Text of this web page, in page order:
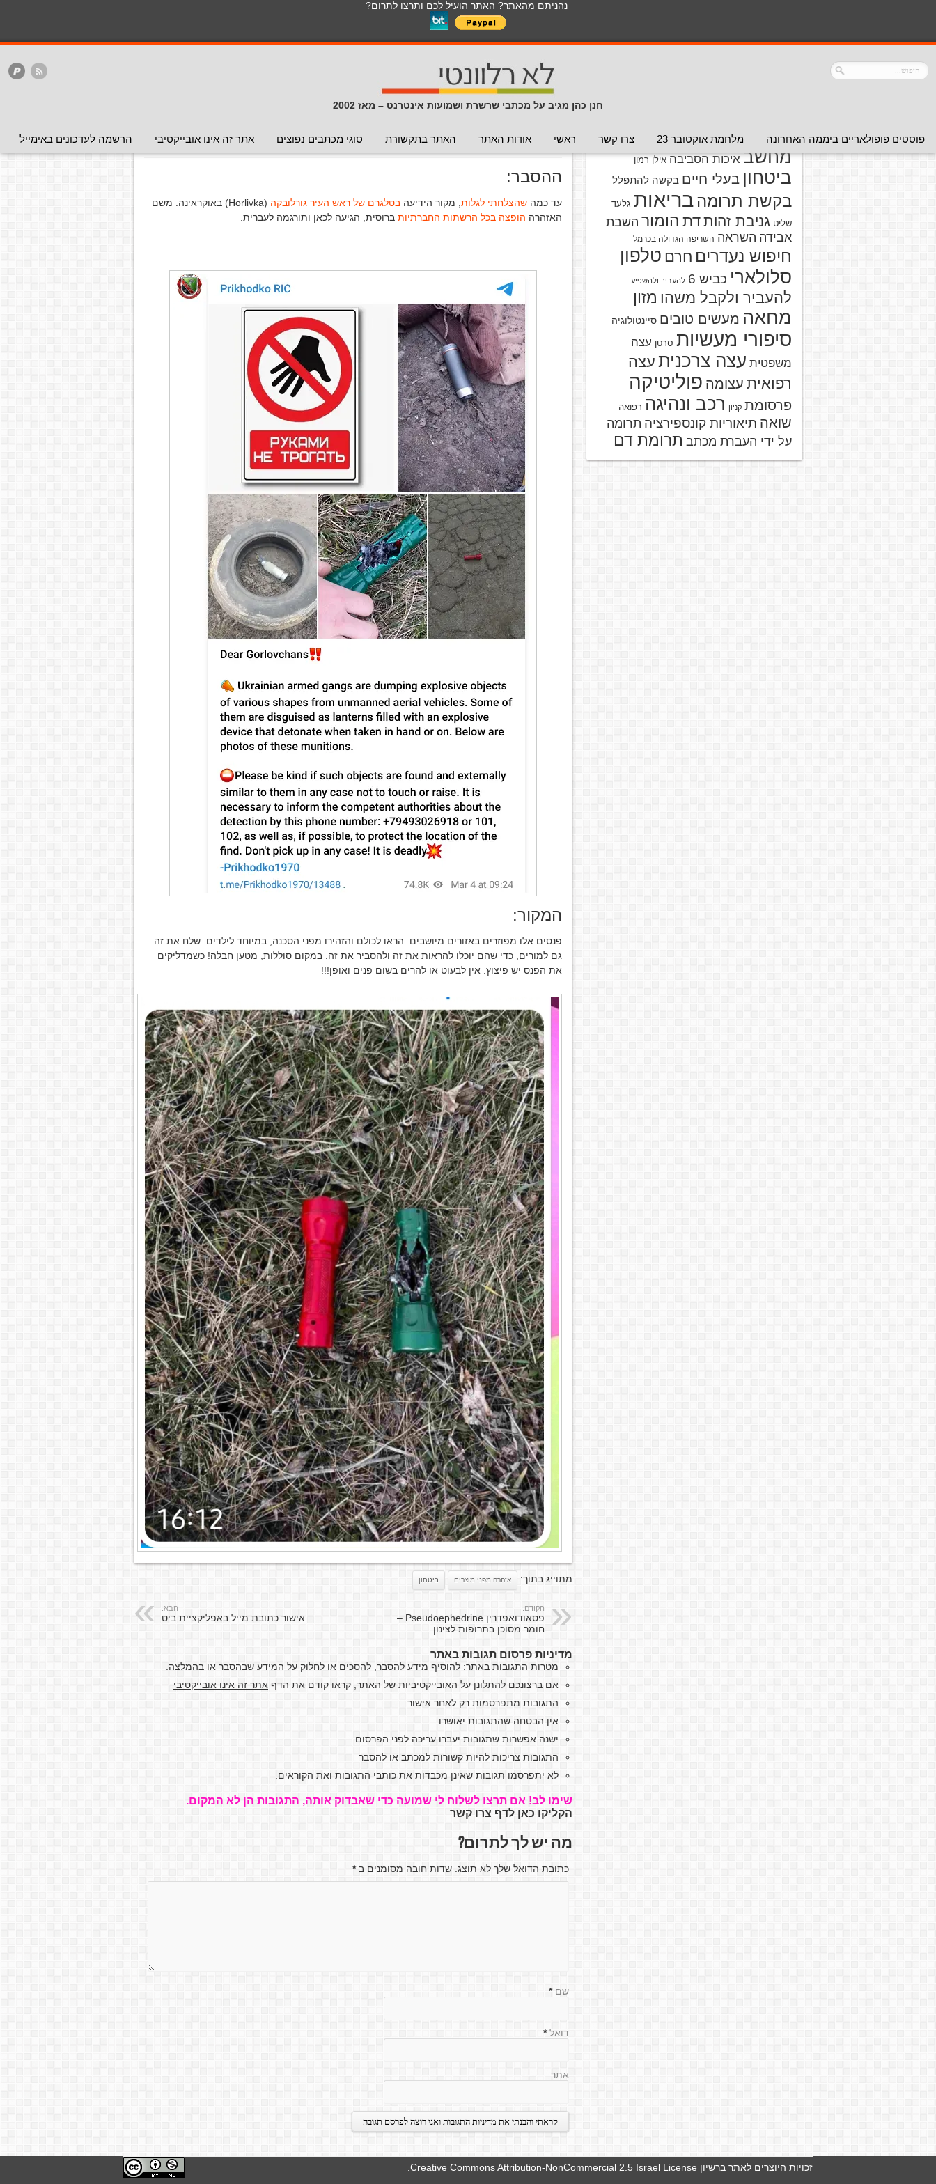
נהניתם מהאתר? האתר הועיל לכם ותרצו לתרום?
חנן כהן מגיב על מכתבי שרשרת ושמועות אינטרנט – מאז 2002
פוסטים פופולאריים ביממה האחרונה מלחמת אוקטובר 23 צרו קשר ראשי אודות האתר האתר בתקשורת סוגי מכתבים נפוצים אתר זה אינו אובייקטיבי הרשמה לעדכונים באימייל
לכל התכנים באתר בנושא נגיף הקורונה
כללי מכתב חוזר מכתבים נפוצים המלצה - לא להעביר המלצה - אפשר להעביר
המלצה - לכאן ולכאן
הנך כאן:דף הבית/המלצה - לא להעביר/זהירות מפנסים מתפוצצים
ההסבר:
עד כמה שהצלחתי לגלות , מקור הידיעה בטלגרם של ראש העיר גורלובקה
(Horlivka) באוקראינה. משם
האזהרה הופצה בכל הרשתות החברתיות ברוסית, הגיעה לכאן ותורגמה לעברית.
המקור:
פנסים אלו מפוזרים באזורים מיושבים. הראו לכולם והזהירו מפני הסכנה, במיוחד לילדים. שלח את זה
גם למורים, כדי שהם יוכלו להראות את זה ולהסביר את זה. במקום סוללות, מטען חבלה! כשמדליקים
את הפנס יש פיצוץ. אין לבעוט או להרים בשום פנים ואופן!!!
מתוייג בתוך: אזהרה מפני מוצרים ביטחון
הקודם:
פסאודואפדרין Pseudoephedrine –
חומר מסוכן בתרופות לצינון
הבא:
אישור כתובת מייל באפליקציית ביט
מדיניות פרסום תגובות באתר
מטרות התגובות באתר: להוסיף מידע להסבר, להסכים או לחלוק על המידע שבהסבר או בהמלצה.
אם ברצונכם להתלונן על האובייקטיביות של האתר, קראו קודם את הדף אתר זה אינו אובייקטיבי
התגובות מתפרסמות רק לאחר אישור
אין הבטחה שהתגובות יאושרו
ישנה אפשרות שתגובות יעברו עריכה לפני הפרסום
התגובות צריכות להיות קשורות למכתב או להסבר
לא יתפרסמו תגובות שאינן מכבדות את כותבי התגובות ואת הקוראים.
שימו לב! אם תרצו לשלוח לי שמועה כדי שאבדוק אותה, התגובות הן לא המקום.
הקליקו כאן לדף צרו קשר
מה יש לך לתרום?
כתובת הדואל שלך לא תוצג. שדות חובה מסומנים ב*
שם *
דואל *
אתר
מפני מוצריםאזהרת וירוס
מחשב איכות הסביבה אילן רמון
ביטחון בעלי חיים בקשה להתפלל
בקשת תרומהבריאות גלעד
שליט גניבת זהותדת הומור השבת
אבידה השראה השריפה הגדולה בכרמל
חיפוש נעדרים חרם טלפון
סלולארי כביש 6 להעביר ולהשפיע
להעביר ולקבל משהו מזון
מחאה מעשים טובים סיינטולוגיה
סיפורי מעשיות סרטן עצה
משפטית עצה צרכנית עצה
רפואית עצומה פוליטיקה
פרסומת קניון רכב ונהיגה רפואה
שואה תיאוריות קונספירציה תרומה
על ידי העברת מכתב תרומת דם
זכויות היוצרים לאתר ברשיון Creative Commons Attribution-NonCommercial 2.5 Israel License